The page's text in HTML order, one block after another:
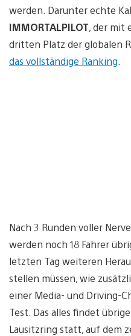
werden. Darunter echte
IMMORTALPILOT, der mit
dritten Platz der globalen
das vollständige Ranking
Nach 3 Runden voller
werden noch 18 Fahrer
letzten Tag weiteren
stellen müssen, wie
einer Media- und Driving-
Test. Das alles findet
Lausitzring statt, auf dem